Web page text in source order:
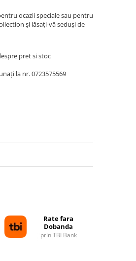
ocazii speciale sau pentru
și lăsați-vă seduși de
pret si stoc
la nr. 0723575569
Rate fara
Dobanda
prin TBI Bank